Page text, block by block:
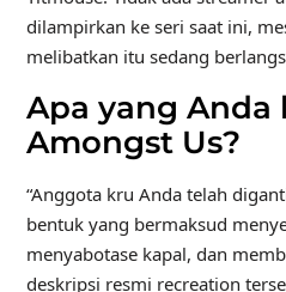
dilampirkan ke seri saat ini,
melibatkan itu sedang
Apa yang Anda
Amongst Us?
“Anggota kru Anda telah
bentuk yang bermaksud
menyabotase kapal, dan
deskripsi resmi recreation